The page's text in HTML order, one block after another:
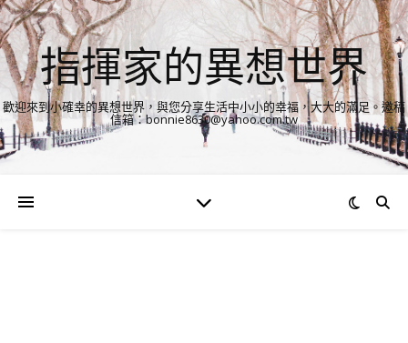
指揮家的異想世界
歡迎來到小確幸的異想世界，與您分享生活中小小的幸福，大大的滿足。邀稿
信箱：bonnie8630@yahoo.com.tw